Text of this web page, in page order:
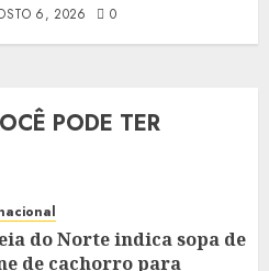
6, 2026 0
PODE TER
do Norte indica sopa de
de cachorro para